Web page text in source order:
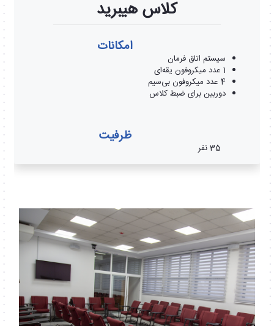
کلاس هیبرید
امکانات
سیستم اتاق فرمان
1 عدد میکروفون یقه‌ای
4 عدد میکروفون بی‌سیم
دوربین برای ضبط کلاس
ظرفیت
35 نفر